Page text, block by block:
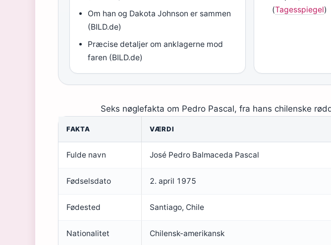
Om han og Dakota Johnson er sammen
(BILD.de)
Præcise detaljer om anklagerne mod
faren (BILD.de)
(Tagesspiegel)
Seks nøglefakta om Pedro Pascal, fra hans chilenske
FAKTA VÆRDI
Fulde navn José Pedro Balmaceda Pascal
Fødselsdato 2. april 1975
Fødested Santiago, Chile
Nationalitet Chilensk-amerikansk